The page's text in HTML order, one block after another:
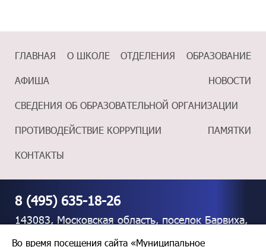
ГЛАВНАЯ О ШКОЛЕ ОТДЕЛЕНИЯ
ОБРАЗОВАНИЕ
АФИША
НОВОСТИ
СВЕДЕНИЯ ОБ ОБРАЗОВАТЕЛЬНОЙ ОРГАНИЗАЦИИ
ПРОТИВОДЕЙСТВИЕ КОРРУПЦИИ
ПАМЯТКИ
КОНТАКТЫ
8 (495) 635-18-26
143083, Московская область, поселок Барвиха,
Во время посещения сайта «Муниципальное